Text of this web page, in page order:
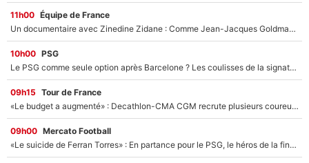
11h00 Équipe de France
Un documentaire avec Zinedine Zidane : Comme Jean-Jacques Goldman et Mylène Farmer, le nouveau sélectionneur de l'équipe de France a recalé une journaliste très connue
10h00 PSG
Le PSG comme seule option après Barcelone ? Les coulisses de la signature historique de Lionel Messi sont révélées au grand jour !
09h15 Tour de France
«Le budget a augmenté» : Decathlon-CMA CGM recrute plusieurs coureurs pour offrir à Paul Seixas une équipe pour gagner le Tour de France 2027
09h00 Mercato Football
«Le suicide de Ferran Torres» : En partance pour le PSG, le héros de la finale de la Coupe du monde s'attire les foudres de la presse espagnole !